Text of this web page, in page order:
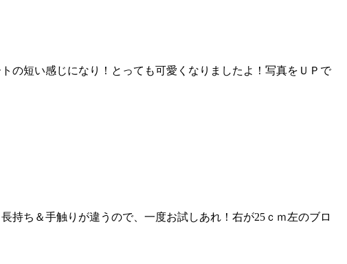
の短い感じになり！とっても可愛くなりましたよ！写真をＵＰで
持ち＆手触りが違うので、一度お試しあれ！右が25ｃｍ左のブロ